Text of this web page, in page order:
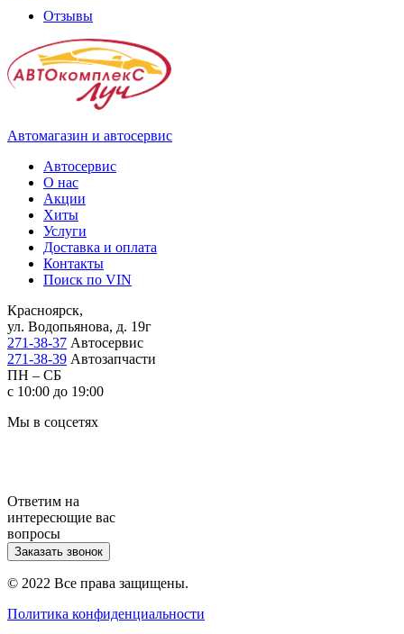
Отзывы
Автомагазин и автосервис
Автосервис
О нас
Акции
Хиты
Услуги
Доставка и оплата
Контакты
Поиск по VIN
Красноярск,
ул. Водопьянова, д. 19г
271-38-37 Автосервис
271-38-39 Автозапчасти
ПН – СБ
с 10:00 до 19:00
Мы в соцсетях
Ответим на
интересющие вас
вопросы
Заказать звонок
© 2022 Все права защищены.
Политика конфиденциальности